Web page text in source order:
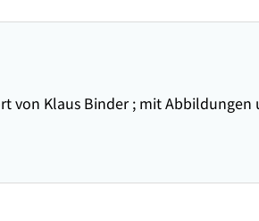
von Klaus Binder ; mit